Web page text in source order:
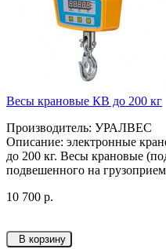
Весы крановые КВ до 200 кг
Производитель: УРАЛВЕС
Описание: электронные
до 200 кг. Весы крановые
подвешенного на
10 700 р.
В корзину